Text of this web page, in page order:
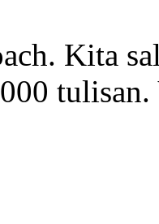
Kita
tulisan.